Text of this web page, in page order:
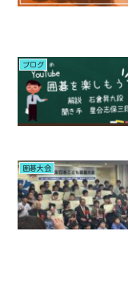
ブログ
囲碁大会